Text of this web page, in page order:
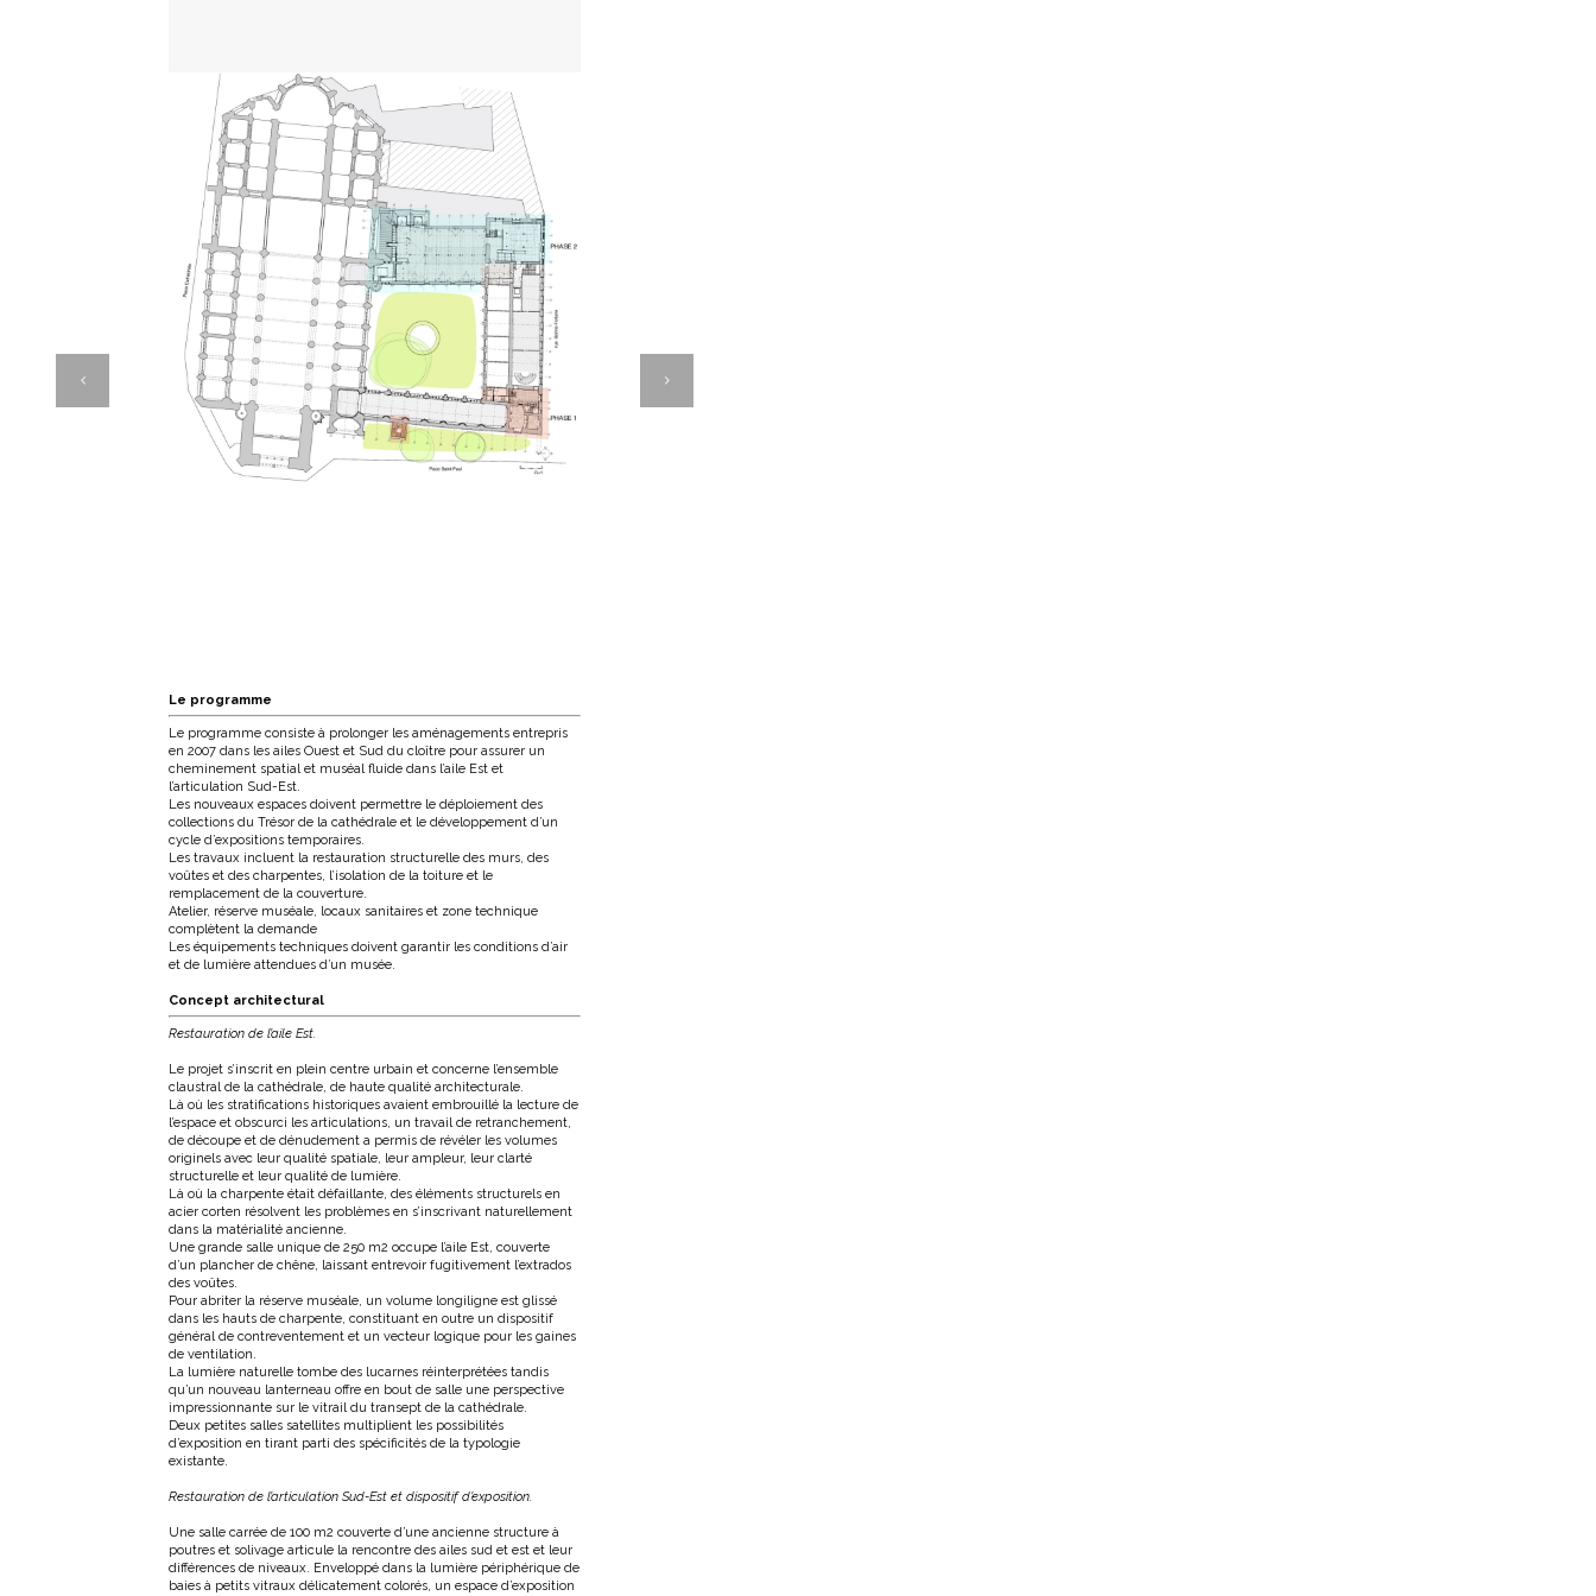
Le programme
Le programme consiste à prolonger les aménagements entrepris
en 2007 dans les ailes Ouest et Sud du cloître pour assurer un
cheminement spatial et muséal fluide dans l’aile Est et
l’articulation Sud-Est.
Les nouveaux espaces doivent permettre le déploiement des
collections du Trésor de la cathédrale et le développement d’un
cycle d’expositions temporaires.
Les travaux incluent la restauration structurelle des murs, des
voûtes et des charpentes, l’isolation de la toiture et le
remplacement de la couverture.
Atelier, réserve muséale, locaux sanitaires et zone technique
complètent la demande
Les équipements techniques doivent garantir les conditions d’air
et de lumière attendues d’un musée.
Concept architectural
Restauration de l’aile Est.
Le projet s’inscrit en plein centre urbain et concerne l’ensemble
claustral de la cathédrale, de haute qualité architecturale.
Là où les stratifications historiques avaient embrouillé la lecture de
l’espace et obscurci les articulations, un travail de retranchement,
de découpe et de dénudement a permis de révéler les volumes
originels avec leur qualité spatiale, leur ampleur, leur clarté
structurelle et leur qualité de lumière.
Là où la charpente était défaillante, des éléments structurels en
acier corten résolvent les problèmes en s’inscrivant naturellement
dans la matérialité ancienne.
Une grande salle unique de 250 m2 occupe l’aile Est, couverte
d’un plancher de chêne, laissant entrevoir fugitivement l’extrados
des voûtes.
Pour abriter la réserve muséale, un volume longiligne est glissé
dans les hauts de charpente, constituant en outre un dispositif
général de contreventement et un vecteur logique pour les gaines
de ventilation.
La lumière naturelle tombe des lucarnes réinterprétées tandis
qu’un nouveau lanterneau offre en bout de salle une perspective
impressionnante sur le vitrail du transept de la cathédrale.
Deux petites salles satellites multiplient les possibilités
d’exposition en tirant parti des spécificités de la typologie
existante.
Restauration de l’articulation Sud-Est et dispositif d’exposition.
Une salle carrée de 100 m2 couverte d’une ancienne structure à
poutres et solivage articule la rencontre des ailes sud et est et leur
différences de niveaux. Enveloppé dans la lumière périphérique de
baies à petits vitraux délicatement colorés, un espace d’exposition